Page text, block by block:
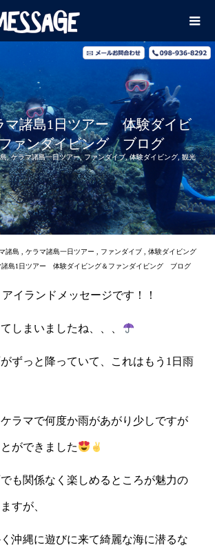
マ諸島1日ツアー 体験ダイビ
ァンダイビング ブログ
,ケラマ諸島一日ツアー,ファンダイブ,体験ダイビング ,観光
諸島 ケラマ諸島一日ツアー ファンダイブ
体験ダイビング
諸島1日ツアー 体験ダイビング＆ファンダイビング ブログ
イランドメッセージです！！
しまいましたね、、、
ずっと降っていて、これはもう1日雨
ラマで何度か雨があがり少しですが
ができました
も関係なく楽しめるところが魅力の
すが、
沖縄に遊びに来て綺麗な海に潜るな